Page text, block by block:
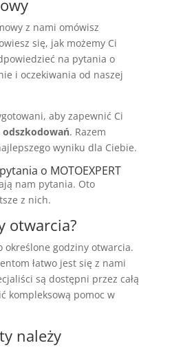
z nami omówisz
się, jak możemy Ci
na pytania o
i oczekiwania od naszej
aby zapewnić Ci
odszkodowań. Razem
wyniku dla Ciebie.
o MOTOEXPERT
nam pytania. Oto
z nich.
otwarcia?
określone godziny otwarcia.
łatwo jest się z nami
są dostępni przez całą
kompleksową pomoc w
należy